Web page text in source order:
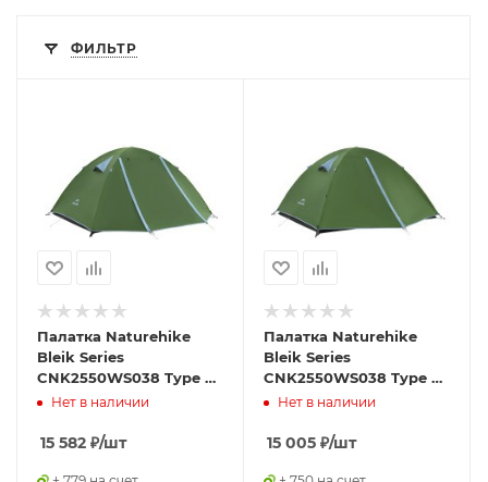
ФИЛЬТР
Палатка Naturehike
Bleik Series
CNK2550WS038 Type B,
трехместная, зеленая
Нет в наличии
15 582 ₽/шт
Палатка Naturehike
Bleik Series
CNK2550WS038 Type A,
трехместная, зеленая
Нет в наличии
15 005 ₽/шт